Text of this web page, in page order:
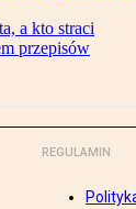
a kto straci
przepisów
REGULAMIN